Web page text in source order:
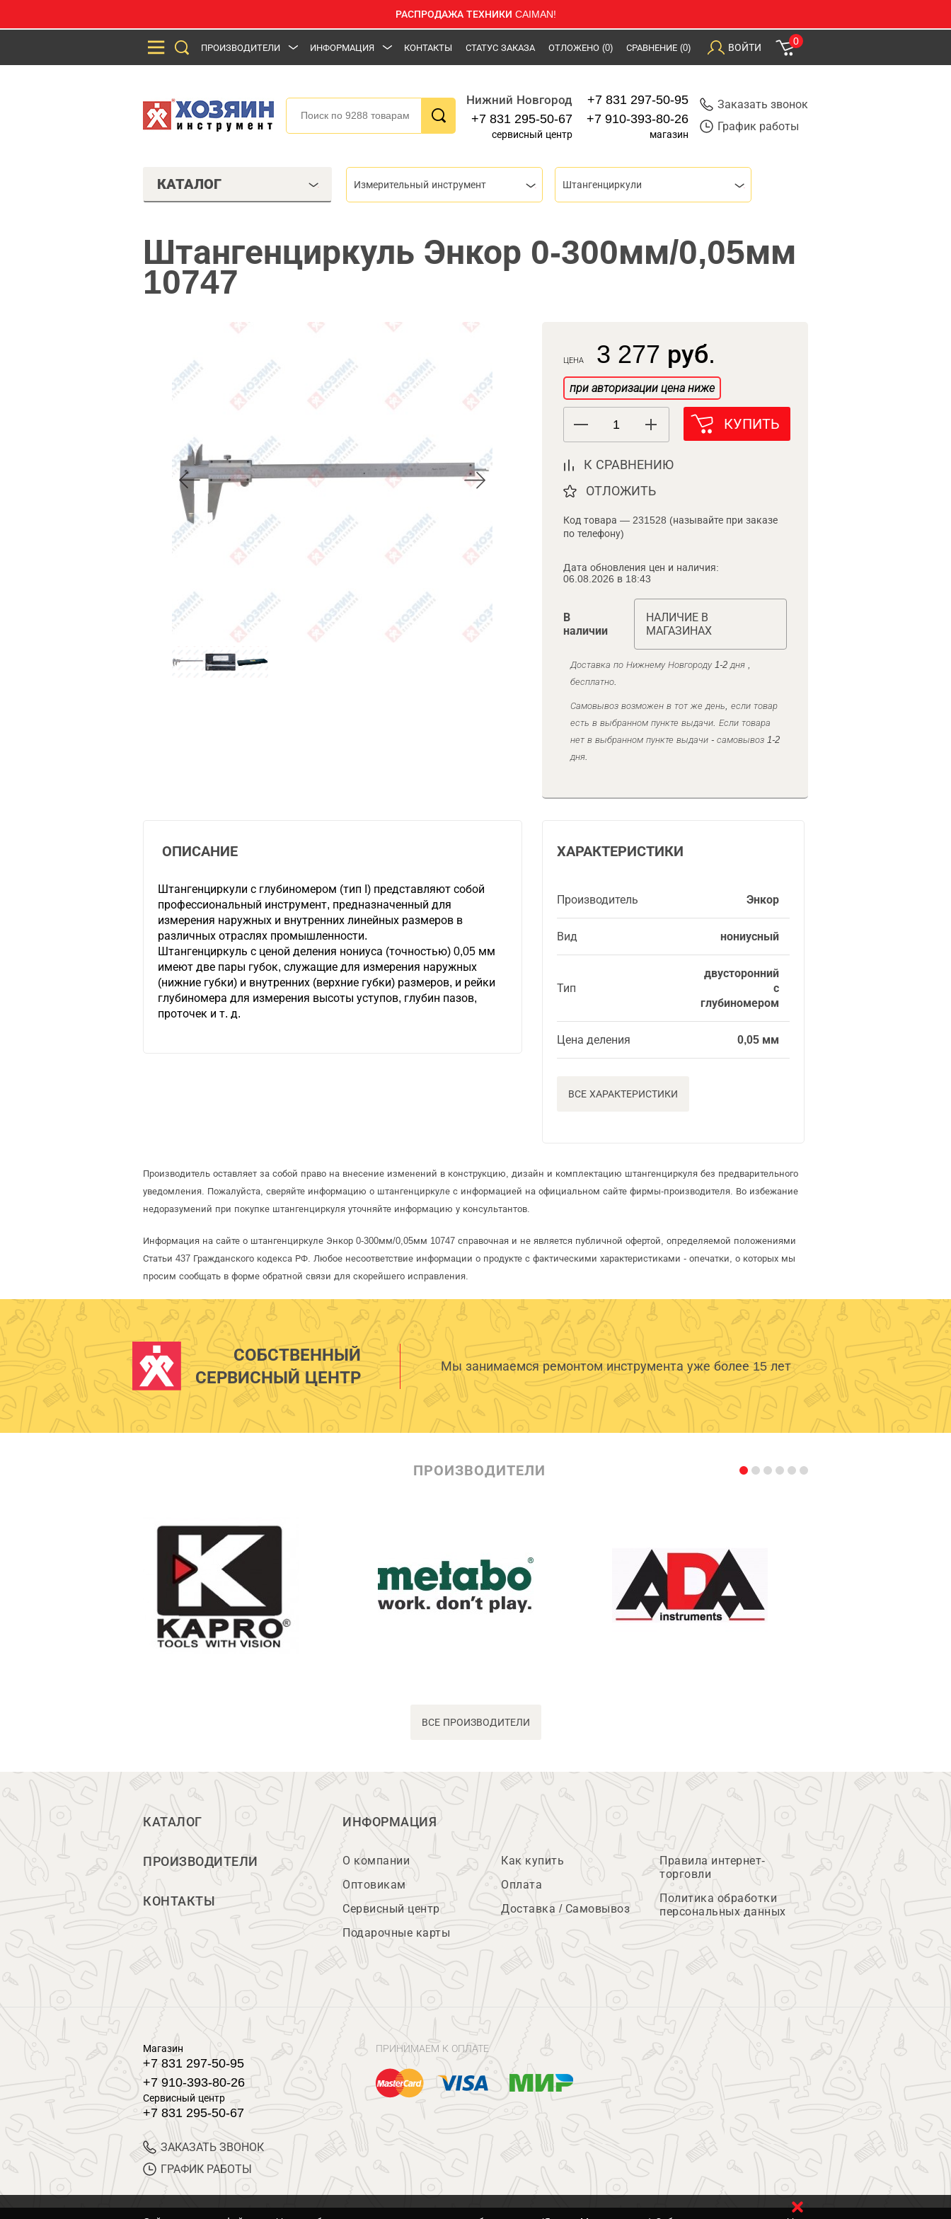
РАСПРОДАЖА ТЕХНИКИ CAIMAN!
ПРОИЗВОДИТЕЛИ ИНФОРМАЦИЯ КОНТАКТЫ СТАТУС ЗАКАЗА ОТЛОЖЕНО (0) СРАВНЕНИЕ (0) ВОЙТИ
0
Нижний Новгород
+7 831 295-50-67
сервисный центр
+7 831 297-50-95
+7 910-393-80-26
магазин
Заказать звонок
График работы
КАТАЛОГ Измерительный инструмент Штангенциркули
Штангенциркуль Энкор 0-300мм/0,05мм
10747
ЦЕНА 3 277 руб.
при авторизации цена ниже
КУПИТЬ
К СРАВНЕНИЮ
ОТЛОЖИТЬ
Код товара — 231528 (называйте при заказе
по телефону)
Дата обновления цен и наличия:
06.08.2026 в 18:43
В
наличии
НАЛИЧИЕ В
МАГАЗИНАХ
Доставка по Нижнему Новгороду 1-2 дня ,
бесплатно.
Самовывоз возможен в тот же день, если товар
есть в выбранном пункте выдачи. Если товара
нет в выбранном пункте выдачи - самовывоз 1-2
дня.
ХАРАКТЕРИСТИКИ
Производитель Энкор
Вид нониусный
Тип
двусторонний
с
глубиномером
Цена деления 0,05 мм
ВСЕ ХАРАКТЕРИСТИКИ
ОПИСАНИЕ
Штангенциркули с глубиномером (тип I) представляют собой
профессиональный инструмент, предназначенный для
измерения наружных и внутренних линейных размеров в
различных отраслях промышленности.
Штангенциркуль с ценой деления нониуса (точностью) 0,05 мм
имеют две пары губок, служащие для измерения наружных
(нижние губки) и внутренних (верхние губки) размеров, и рейки
глубиномера для измерения высоты уступов, глубин пазов,
проточек и т. д.
Производитель оставляет за собой право на внесение изменений в конструкцию, дизайн и комплектацию штангенциркуля без предварительного
уведомления. Пожалуйста, сверяйте информацию о штангенциркуле с информацией на официальном сайте фирмы-производителя. Во избежание
недоразумений при покупке штангенциркуля уточняйте информацию у консультантов.
Информация на сайте о штангенциркуле Энкор 0-300мм/0,05мм 10747 справочная и не является публичной офертой, определяемой положениями
Статьи 437 Гражданского кодекса РФ. Любое несоответствие информации о продукте с фактическими характеристиками - опечатки, о которых мы
просим сообщать в форме обратной связи для скорейшего исправления.
СОБСТВЕННЫЙ
СЕРВИСНЫЙ ЦЕНТР
Мы занимаемся ремонтом инструмента уже более 15 лет
ПРОИЗВОДИТЕЛИ
ВСЕ ПРОИЗВОДИТЕЛИ
КАТАЛОГ
ПРОИЗВОДИТЕЛИ
КОНТАКТЫ
ИНФОРМАЦИЯ
О компании
Оптовикам
Сервисный центр
Подарочные карты
Как купить
Оплата
Доставка / Самовывоз
Правила интернет-
торговли
Политика обработки
персональных данных
Магазин
+7 831 297-50-95
+7 910-393-80-26
Сервисный центр
+7 831 295-50-67
ЗАКАЗАТЬ ЗВОНОК
ГРАФИК РАБОТЫ
ПРИНИМАЕМ К ОПЛАТЕ